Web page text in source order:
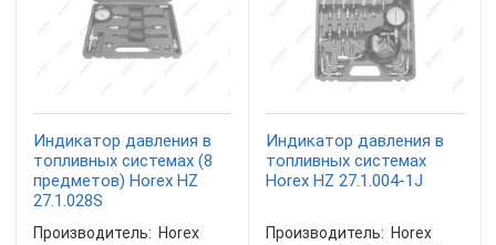
Индикатор давления в
топливных системах (8
предметов) Horex HZ
27.1.028S
Производитель: Horex
Индикатор давления в
топливных системах
Horex HZ 27.1.004-1J
Производитель: Horex